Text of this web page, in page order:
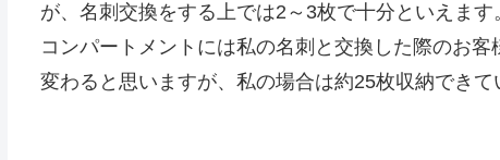
が、名刺交換をする上では2～3枚で十分といえます
コンパートメントには私の名刺と交換した際のお
変わると思いますが、私の場合は約25枚収納できて